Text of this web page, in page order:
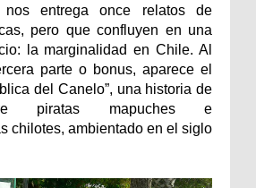
entrega once relatos de
pero que confluyen en una
la marginalidad en Chile. Al
parte o bonus, aparece el
del Canelo”, una historia de
piratas mapuches e
chilotes, ambientado en el siglo